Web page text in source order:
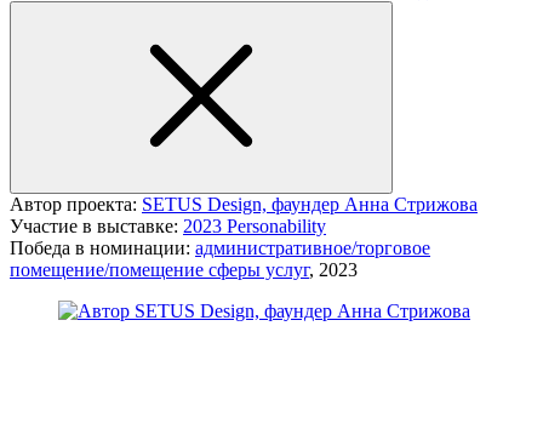
Автор проекта: SETUS Design, фаундер Анна Стрижова
Участие в выставке: 2023 Personability
Победа в номинации: административное/торговое
помещение/помещение сферы услуг, 2023